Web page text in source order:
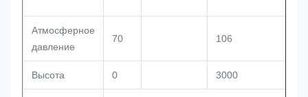
Атмосферное
давление
70 106
Высота 0 3000